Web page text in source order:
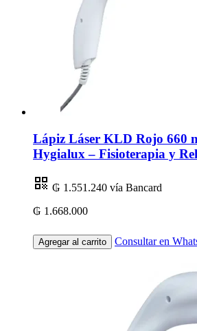
Lápiz Láser KLD Rojo 660
Hygialux – Fisioterapia y
₲ 1.551.240 vía Bancard
₲ 1.668.000
Agregar al carrito Consultar en